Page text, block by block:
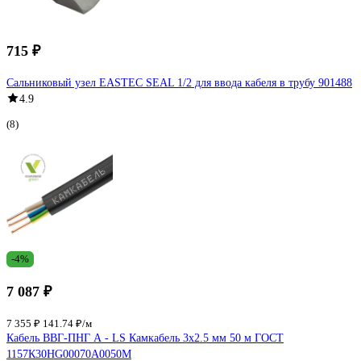
715 ₽
Сальниковый узел EASTEC SEAL 1/2 для ввода кабеля в трубу 901488
4.9
(8)
-4%
7 087 ₽
7 355 ₽ 141.74 ₽/м
Кабель ВВГ-ПНГ А - LS Камкабель 3x2.5 мм 50 м ГОСТ
1157К30HG00070А0050М